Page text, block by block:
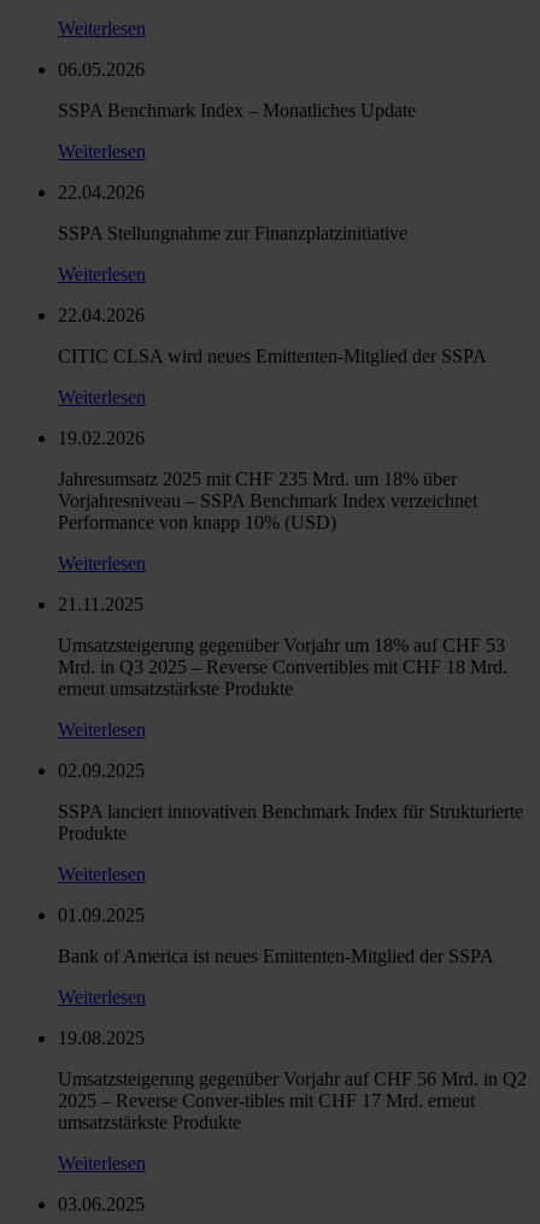
Weiterlesen
06.05.2026
SSPA Benchmark Index – Monatliches Update
Weiterlesen
22.04.2026
SSPA Stellungnahme zur Finanzplatzinitiative
Weiterlesen
22.04.2026
CITIC CLSA wird neues Emittenten-Mitglied der SSPA
Weiterlesen
19.02.2026
Jahresumsatz 2025 mit CHF 235 Mrd. um 18% über
Vorjahresniveau – SSPA Benchmark Index verzeichnet
Performance von knapp 10% (USD)
Weiterlesen
21.11.2025
Umsatzsteigerung gegenüber Vorjahr um 18% auf CHF 53
Mrd. in Q3 2025 – Reverse Convertibles mit CHF 18 Mrd.
erneut umsatzstärkste Produkte
Weiterlesen
02.09.2025
SSPA lanciert innovativen Benchmark Index für Strukturierte
Produkte
Weiterlesen
01.09.2025
Bank of America ist neues Emittenten-Mitglied der SSPA
Weiterlesen
19.08.2025
Umsatzsteigerung gegenüber Vorjahr auf CHF 56 Mrd. in Q2
2025 – Reverse Conver-tibles mit CHF 17 Mrd. erneut
umsatzstärkste Produkte
Weiterlesen
03.06.2025